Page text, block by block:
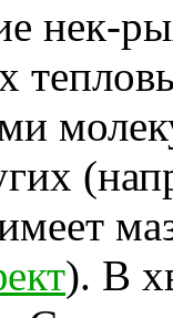
нек-
). В